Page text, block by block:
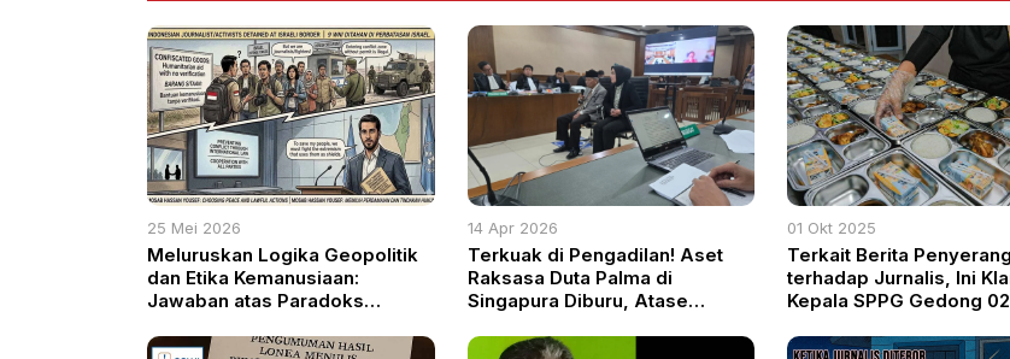
25 Mei 2026
Meluruskan Logika Geopolitik
dan Etika Kemanusiaan:
Jawaban atas Paradoks
Prosedur
14 Apr 2026
Terkuak di Pengadilan! Aset
Raksasa Duta Palma di
Singapura Diburu, Atase
01 Okt 2025
Terkait Berita
terhadap Jurnalis, Ini
Kepala SPPG Gedong